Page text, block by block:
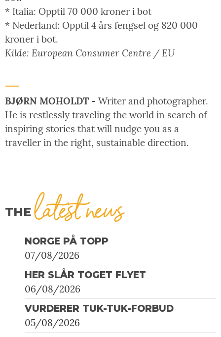
* Italia: Opptil 70 000 kroner i bot
* Nederland: Opptil 4 års fengsel og 820 000
kroner i bot.
Kilde: European Consumer Centre / EU
BJØRN MOHOLDT - Writer and photographer.
He is restlessly traveling the world in search of
inspiring stories that will nudge you as a
traveller in the right, sustainable direction.
THElatest news
NORGE PÅ TOPP
07/08/2026
HER SLÅR TOGET FLYET
06/08/2026
VURDERER TUK-TUK-FORBUD
05/08/2026